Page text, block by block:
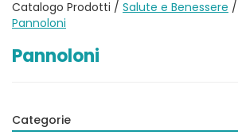
Catalogo Prodotti / Salute e Benessere /
Pannoloni
Pannoloni
Categorie